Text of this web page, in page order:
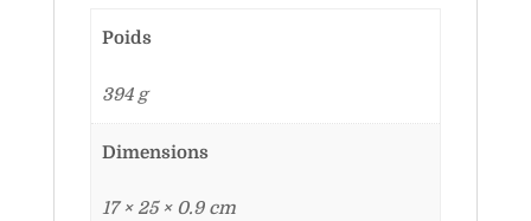
Poids
394 g
Dimensions
17 × 25 × 0.9 cm